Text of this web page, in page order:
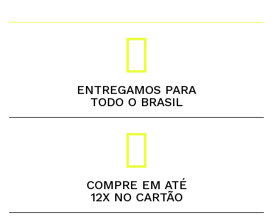
ENTREGAMOS PARA
TODO O BRASIL
COMPRE EM ATÉ
12X NO CARTÃO